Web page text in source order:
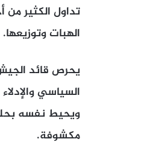
تداول الكثير
الهبات وتوزيعها.
يحرص قائد
السياسي
ويحيط نفسه
مكشوفة.